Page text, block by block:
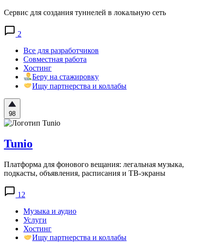
Сервис для создания туннелей в локальную сеть
2
Все для разработчиков
Совместная работа
Хостинг
Беру на стажировку
Ищу партнерства и коллабы
98
Tunio
Платформа для фонового вещания: легальная музыка,
подкасты, объявления, расписания и ТВ-экраны
12
Музыка и аудио
Услуги
Хостинг
Ищу партнерства и коллабы